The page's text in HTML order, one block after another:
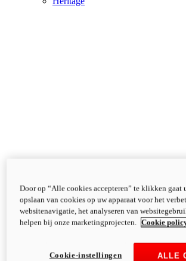
Door op “Alle cookies accepteren” te klikken gaat
opslaan van cookies op uw apparaat voor het
websitenavigatie, het analyseren van
helpen bij onze marketingprojecten.
Cookie
ALLE
Cookie-instellingen